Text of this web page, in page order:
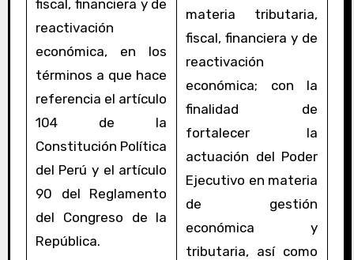
fiscal, financiera y de
reactivación
económica, en los
términos a que hace
referencia el artículo
104 de la
Constitución Política
del Perú y el artículo
90 del Reglamento
del Congreso de la
República.
materia tributaria,
fiscal, financiera y de
reactivación
económica; con la
finalidad de
fortalecer la
actuación del Poder
Ejecutivo en materia
de gestión
económica y
tributaria, así como